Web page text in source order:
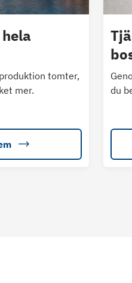
tomter,
mer.
du